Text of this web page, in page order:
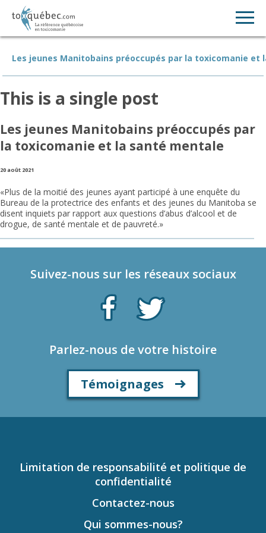
Les jeunes Manitobains préoccupés par la toxicomanie et
This is a single post
Les jeunes Manitobains préoccupés par
la toxicomanie et la santé mentale
20 août 2021
«Plus de la moitié des jeunes ayant participé à une enquête du
Bureau de la protectrice des enfants et des jeunes du Manitoba se
disent inquiets par rapport aux questions d’abus d’alcool et de
drogue, de santé mentale et de pauvreté.»
Suivez-nous sur les réseaux sociaux
Parlez-nous de votre histoire
Témoignages
Limitation de responsabilité et politique de
confidentialité
Contactez-nous
Qui sommes-nous?